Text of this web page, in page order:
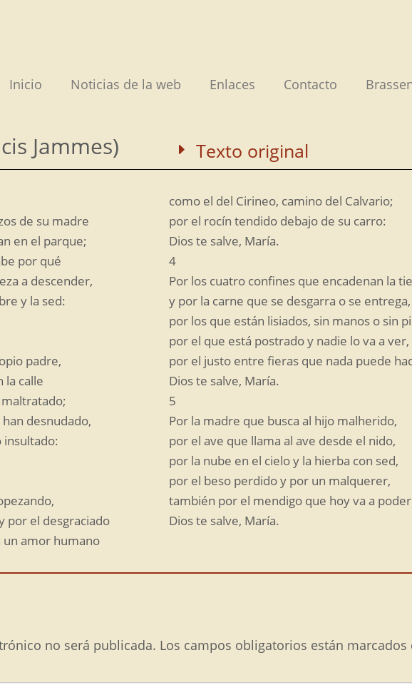
Inicio Noticias de la web Enlaces Contacto
Jammes) Texto original
de su madre
en el parque;
por qué
a descender,
y la sed:
padre,
la calle
desnudado,
insultado:
por el desgraciado
un amor humano
como el del Cirineo, camino del Calvario;
por el rocín tendido debajo de su carro:
Dios te salve, María.
4
Por los cuatro confines que encadenan la
y por la carne que se desgarra o se entrega,
por los que están lisiados, sin manos o sin
por el que está postrado y nadie lo va a ver,
por el justo entre fieras que nada puede
Dios te salve, María.
5
Por la madre que busca al hijo malherido,
por el ave que llama al ave desde el nido,
por la nube en el cielo y la hierba con sed,
por el beso perdido y por un malquerer,
también por el mendigo que hoy va a
Dios te salve, María.
no será publicada. Los campos obligatorios están marcados